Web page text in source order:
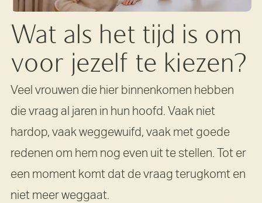
Wat als het tijd is om
voor jezelf te kiezen?
Veel vrouwen die hier binnenkomen hebben
die vraag al jaren in hun hoofd. Vaak niet
hardop, vaak weggewuifd, vaak met goede
redenen om hem nog even uit te stellen. Tot er
een moment komt dat de vraag terugkomt en
niet meer weggaat.